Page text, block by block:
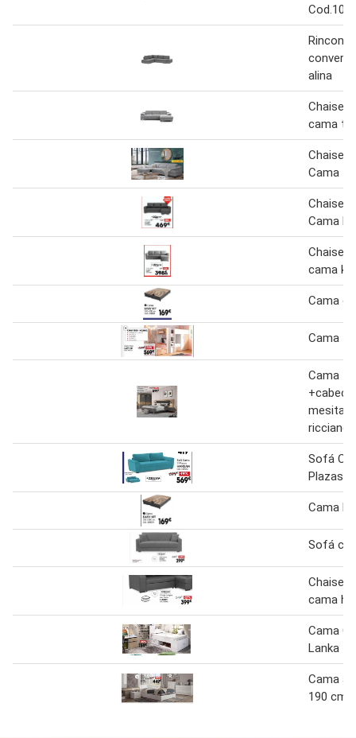
alina
Chaise
cama
Chaise
Cama
Chaise
Cama
Chaise
cama
Cama
Cama
Cama
mesitas
ricciano
Sofá
Plazas
Cama
Sofá
Chaise
cama
Cama
Lanka
Cama
190 cm